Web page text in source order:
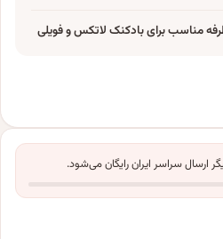
ارسال سراسر ایران رایگان می‌شود.